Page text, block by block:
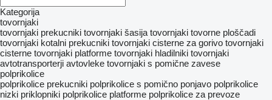
Kategorija
tovornjaki
tovornjaki prekucniki tovornjaki šasija tovornjaki tovorne ploščadi
tovornjaki kotalni prekucniki tovornjaki cisterne za gorivo tovornjaki
cisterne tovornjaki platforme tovornjaki hladilniki tovornjaki
avtotransporterji avtovleke tovornjaki s pomične zavese
polprikolice
polprikolice prekucniki polprikolice s pomično ponjavo polprikolice
nizki priklopniki polprikolice platforme polprikolice za prevoze